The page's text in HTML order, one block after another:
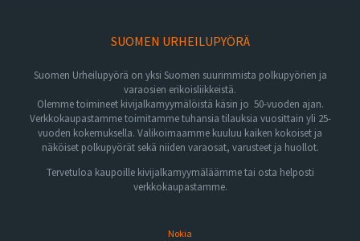
SUOMEN URHEILUPYÖRÄ
Suomen Urheilupyörä on yksi Suomen suurimmista polkupyörien ja
varaosien erikoisliikkeistä.
Olemme toimineet kivijalkamyymälöistä käsin jo 50-vuoden ajan.
Verkkokaupastamme toimitamme tuhansia tilauksia vuosittain yli 25-
vuoden kokemuksella. Valikoimaamme kuuluu kaiken kokoiset ja
näköiset polkupyörät sekä niiden varaosat, varusteet ja huollot.
Tervetuloa kaupoille kivijalkamyymäläämme tai osta helposti
verkkokaupastamme.
Nokia